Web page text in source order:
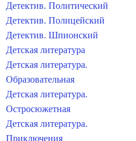
Детектив. Политический
Детектив. Полицейский
Детектив. Шпионский
Детская литература
Детская литература.
Образовательная
Детская литература.
Остросюжетная
Детская литература.
Приключения